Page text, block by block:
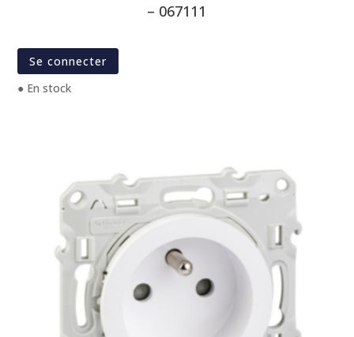
– 067111
Se connecter
● En stock